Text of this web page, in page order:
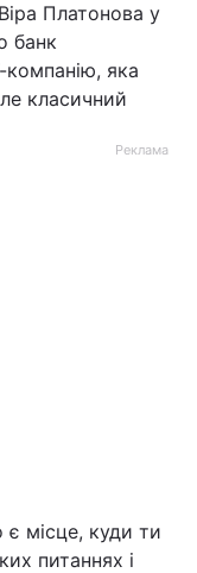
Платонова у
банк
яка
класичний
Реклама
місце, куди ти
питаннях і